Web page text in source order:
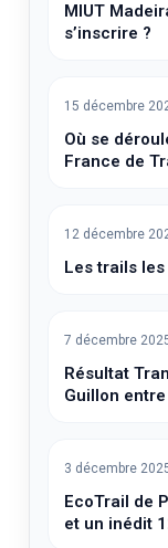
MIUT
s’inscrire ?
15 décembre
Où se
France de
12 décembre
Les trails
7 décembre
Résultat
Guillon
3 décembre
EcoTrail de
et un inédit